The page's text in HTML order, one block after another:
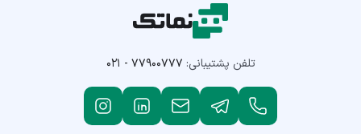
تلفن پشتیبانی: ۰۲۱ - ۷۷۹۰۰۷۷۷